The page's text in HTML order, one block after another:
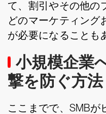
て、割引やその他の
どのマーケティング
が必要になることも
小規模企業
撃を防ぐ方法
ここまでで、SMBが